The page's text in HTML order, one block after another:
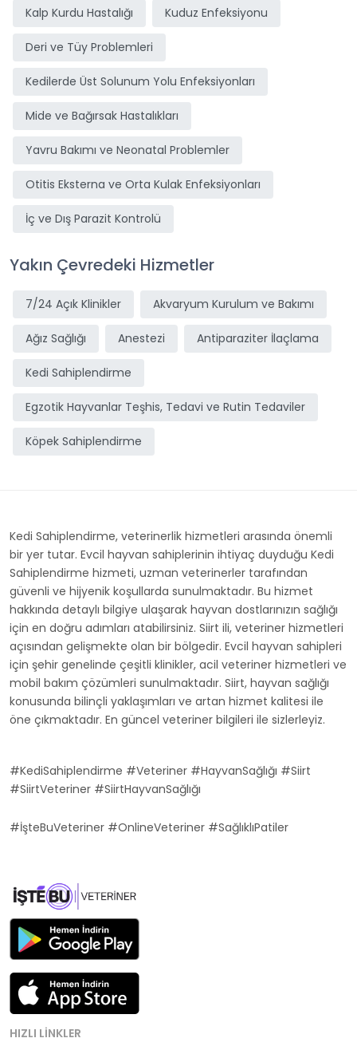
Kalp Kurdu Hastalığı Kuduz Enfeksiyonu
Deri ve Tüy Problemleri
Kedilerde Üst Solunum Yolu Enfeksiyonları
Mide ve Bağırsak Hastalıkları
Yavru Bakımı ve Neonatal Problemler
Otitis Eksterna ve Orta Kulak Enfeksiyonları
İç ve Dış Parazit Kontrolü
Yakın Çevredeki Hizmetler
7/24 Açık Klinikler Akvaryum Kurulum ve Bakımı
Ağız Sağlığı Anestezi Antiparaziter İlaçlama
Kedi Sahiplendirme
Egzotik Hayvanlar Teşhis, Tedavi ve Rutin Tedaviler
Köpek Sahiplendirme
Kedi Sahiplendirme, veterinerlik hizmetleri arasında önemli
bir yer tutar. Evcil hayvan sahiplerinin ihtiyaç duyduğu Kedi
Sahiplendirme hizmeti, uzman veterinerler tarafından
güvenli ve hijyenik koşullarda sunulmaktadır. Bu hizmet
hakkında detaylı bilgiye ulaşarak hayvan dostlarınızın sağlığı
için en doğru adımları atabilirsiniz. Siirt ili, veteriner hizmetleri
açısından gelişmekte olan bir bölgedir. Evcil hayvan sahipleri
için şehir genelinde çeşitli klinikler, acil veteriner hizmetleri ve
mobil bakım çözümleri sunulmaktadır. Siirt, hayvan sağlığı
konusunda bilinçli yaklaşımları ve artan hizmet kalitesi ile
öne çıkmaktadır. En güncel veteriner bilgileri ile sizlerleyiz.
#KediSahiplendirme #Veteriner #HayvanSağlığı #Siirt
#SiirtVeteriner #SiirtHayvanSağlığı
#İşteBuVeteriner #OnlineVeteriner #SağlıklıPatiler
HIZLI LINKLER